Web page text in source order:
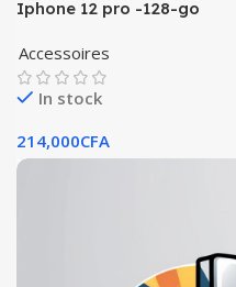
Iphone 12 pro -128-go
Accessoires
In stock
214,000CFA